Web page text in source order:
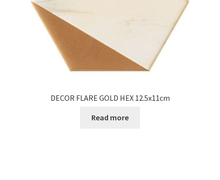
DECOR FLARE GOLD HEX 12.5x11cm
Read more